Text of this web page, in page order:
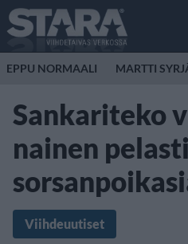
EPPU NORMAALI MARTTI
Sankariteko
nainen pelasti
Viihdeuutiset